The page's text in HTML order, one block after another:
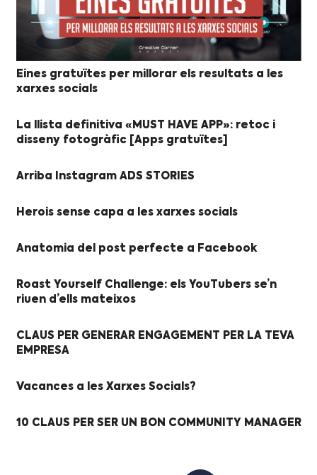
Eines gratuïtes per millorar els resultats a les
xarxes socials
La llista definitiva «MUST HAVE APP»: retoc i
disseny fotogràfic [Apps gratuïtes]
Arriba Instagram ADS STORIES
Herois sense capa a les xarxes socials
Anatomia del post perfecte a Facebook
Roast Yourself Challenge: els YouTubers se’n
riuen d’ells mateixos
CLAUS PER GENERAR ENGAGEMENT PER LA TEVA
EMPRESA
Vacances a les Xarxes Socials?
10 CLAUS PER SER UN BON COMMUNITY MANAGER